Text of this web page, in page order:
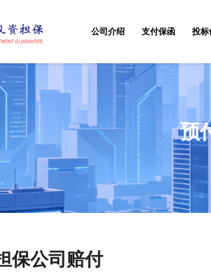
公司介绍 支付保函 投标
预
保公司赔付